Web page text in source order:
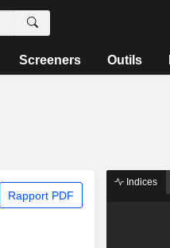
Screeners Outils
Rapport PDF
Indices